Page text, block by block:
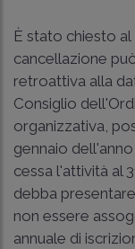
È stato chiesto al
cancellazione
retroattiva alla
Consiglio
organizzativa,
gennaio
cessa l'attività al
debba presentare
non essere
annuale di